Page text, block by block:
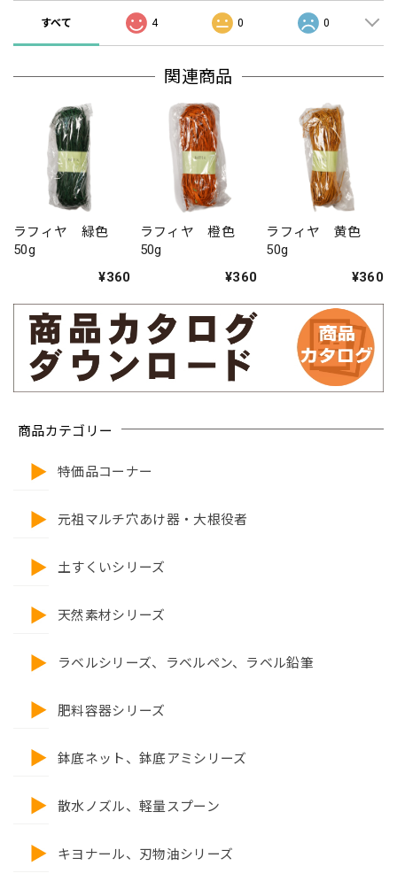
商品カテゴリー
特価品コーナー
元祖マルチ穴あけ器・大根役者
土すくいシリーズ
天然素材シリーズ
ラベルシリーズ、ラベルペン、ラベル鉛筆
肥料容器シリーズ
鉢底ネット、鉢底アミシリーズ
散水ノズル、軽量スプーン
キヨナール、刃物油シリーズ
すべて 4 0 0
関連商品
ラフィヤ 緑色
50g
¥360
ラフィヤ 橙色
50g
¥360
ラフィヤ 黄色
50g
¥360